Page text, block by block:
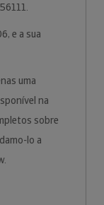
e a sua
uma
na
sobre
lo a